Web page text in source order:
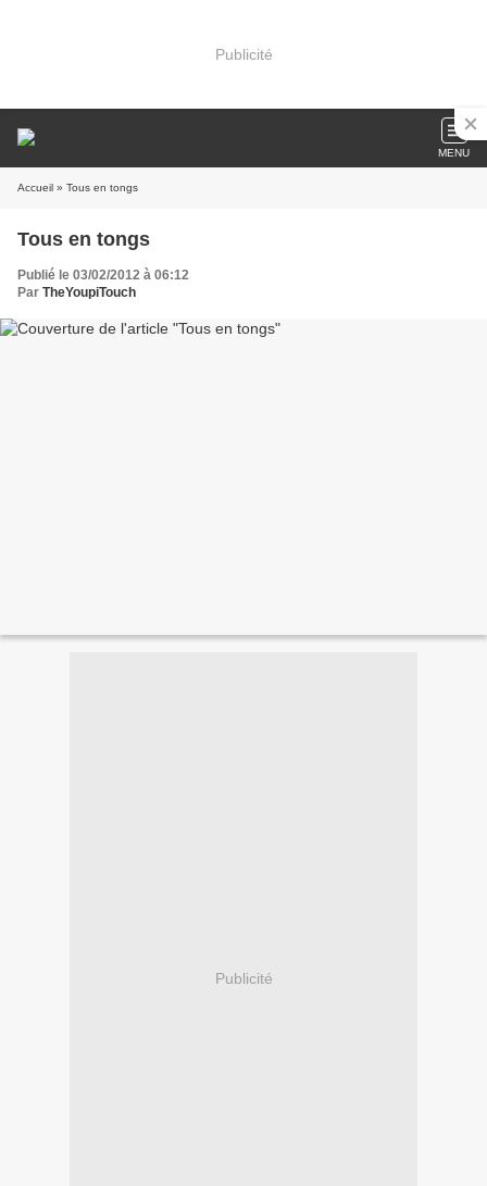
Publicité
MENU
Accueil » Tous en tongs
Tous en tongs
Publié le 03/02/2012 à 06:12
Par TheYoupiTouch
Publicité